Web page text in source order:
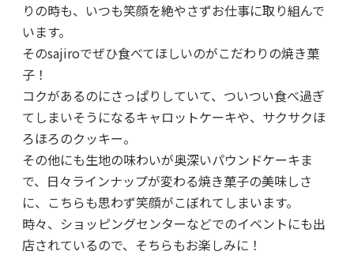
りの時も、いつも笑顔を絶やさずお仕事に取り組んで
います。
そのsajiroでぜひ食べてほしいのがこだわりの焼き菓
子！
コクがあるのにさっぱりしていて、ついつい食べ過ぎ
てしまいそうになるキャロットケーキや、サクサクほ
ろほろのクッキー。
その他にも生地の味わいが奥深いパウンドケーキま
で、日々ラインナップが変わる焼き菓子の美味しさ
に、こちらも思わず笑顔がこぼれてしまいます。
時々、ショッピングセンターなどでのイベントにも出
店されているので、そちらもお楽しみに！